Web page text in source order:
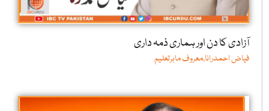
آزادی کا دن اور ہماری ذمہ داری
فیاض احمدرانا،معروف ماہرتعلیم